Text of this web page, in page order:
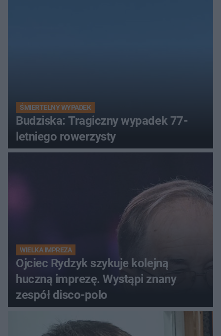
ŚMIERTELNY WYPADEK
Budziska: Tragiczny wypadek 77-
letniego rowerzysty
WIELKA IMPREZA
Ojciec Rydzyk szykuje kolejną
huczną imprezę. Wystąpi znany
zespół disco-polo